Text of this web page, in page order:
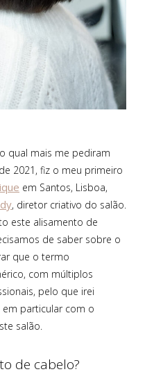
qual mais me pediram
2021, fiz o meu primeiro
em Santos, Lisboa,
, diretor criativo do salão.
este alisamento de
de saber sobre o
que o termo
com múltiplos
pelo que irei
particular com o
salão.
de cabelo?